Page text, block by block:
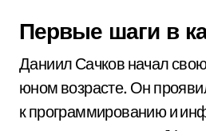
Первые шаги в
Даниил Сачков начал
юном возрасте. Он
к программированию и